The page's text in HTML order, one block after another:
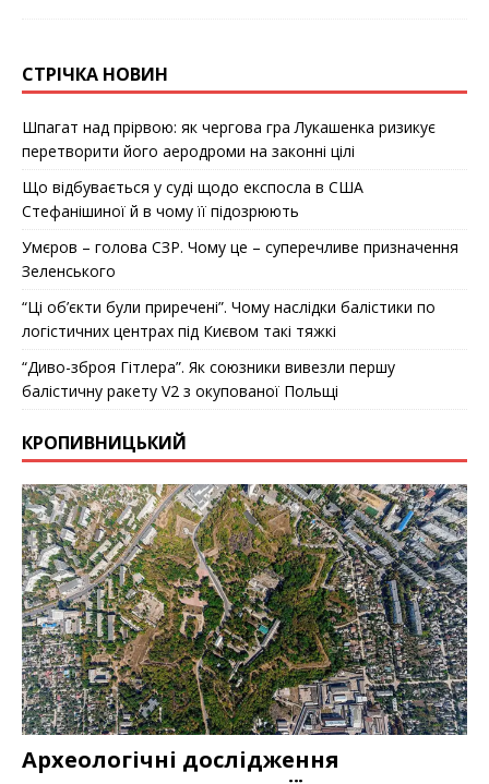
СТРІЧКА НОВИН
Шпагат над прірвою: як чергова гра Лукашенка ризикує
перетворити його аеродроми на законні цілі
Що відбувається у суді щодо експосла в США
Стефанішиної й в чому її підозрюють
Умєров – голова СЗР. Чому це – суперечливе призначення
Зеленського
“Ці об’єкти були приречені”. Чому наслідки балістики по
логістичних центрах під Києвом такі тяжкі
“Диво-зброя Гітлера”. Як союзники вивезли першу
балістичну ракету V2 з окупованої Польщі
КРОПИВНИЦЬКИЙ
Археологічні дослідження